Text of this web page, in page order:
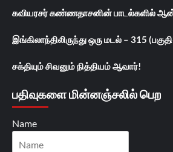
கவியரசர் கண்ணதாசனின் பாடல்களில்
இங்கிலாந்திலிருந்து ஒரு மடல் – 315
சக்தியும் சிவனும் நித்தியம் ஆவார்!
பதிவுகளை மின்னஞ்சலில் பெற
Name